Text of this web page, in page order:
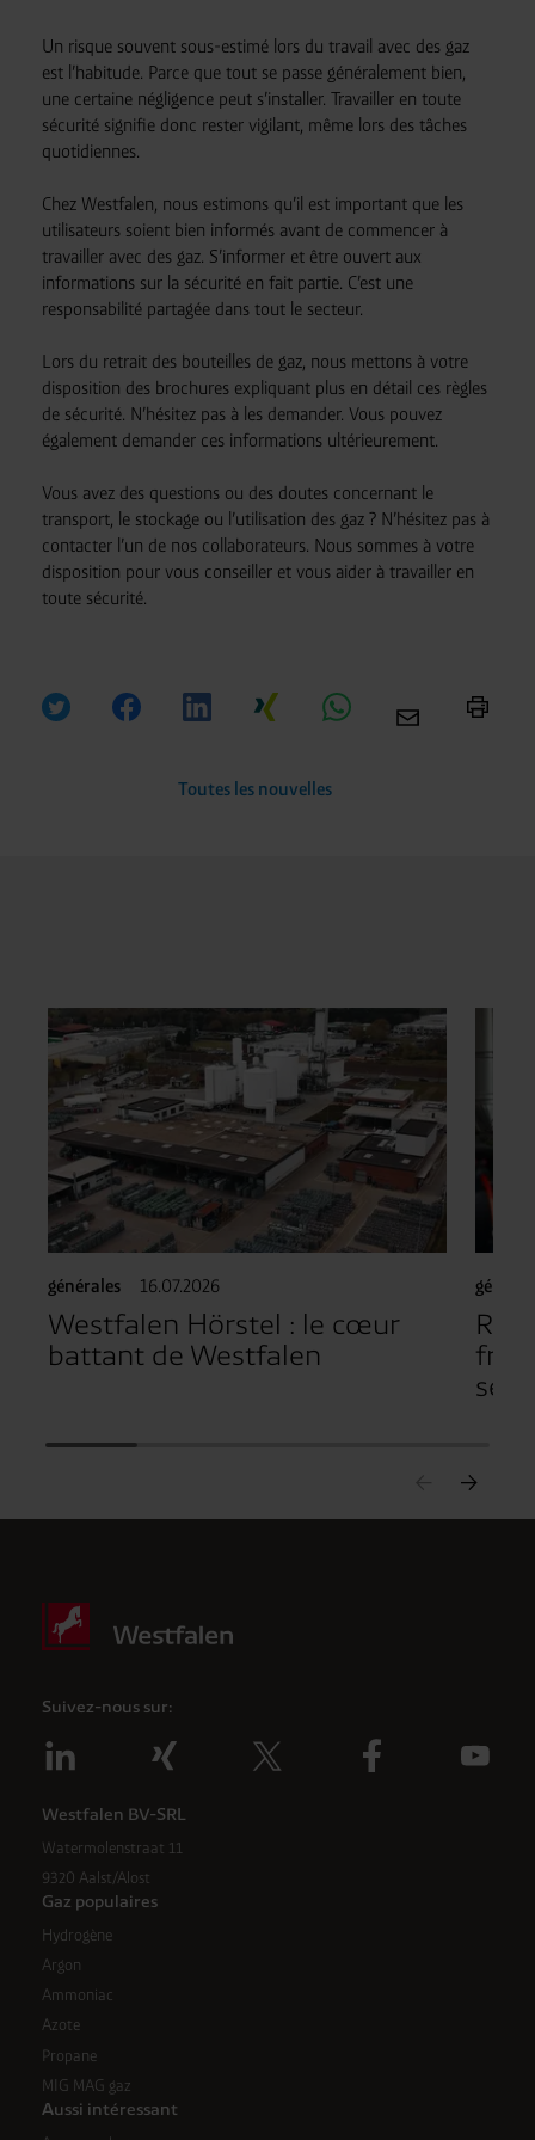
Un risque souvent sous-estimé lors du travail avec des gaz
est l’habitude. Parce que tout se passe généralement bien,
une certaine négligence peut s’installer. Travailler en toute
sécurité signifie donc rester vigilant, même lors des tâches
quotidiennes.
Chez Westfalen, nous estimons qu’il est important que les
utilisateurs soient bien informés avant de commencer à
travailler avec des gaz. S’informer et être ouvert aux
informations sur la sécurité en fait partie. C’est une
responsabilité partagée dans tout le secteur.
Lors du retrait des bouteilles de gaz, nous mettons à votre
disposition des brochures expliquant plus en détail ces règles
de sécurité. N’hésitez pas à les demander. Vous pouvez
également demander ces informations ultérieurement.
Vous avez des questions ou des doutes concernant le
transport, le stockage ou l’utilisation des gaz ? N’hésitez pas à
contacter l’un de nos collaborateurs. Nous sommes à votre
disposition pour vous conseiller et vous aider à travailler en
toute sécurité.
Toutes les nouvelles
générales 16.07.2026
Westfalen Hörstel : le cœur
battant de Westfalen
Suivez-nous sur:
Westfalen BV-SRL
Watermolenstraat 11
9320 Aalst/Alost
Gaz populaires
Hydrogène
Argon
Ammoniac
Azote
Propane
MIG MAG gaz
Aussi intéressant